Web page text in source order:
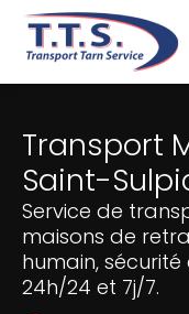
Aller
Transport
Saint-
Service de
maisons de
humain,
24h/24 et 7j/7.